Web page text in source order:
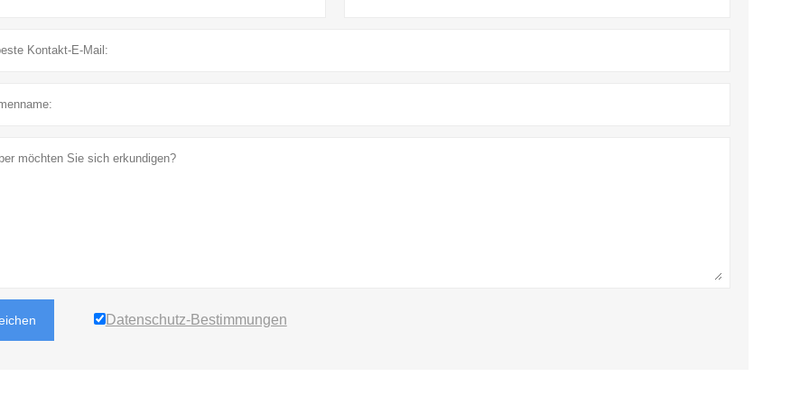
Datenschutz-Bestimmungen